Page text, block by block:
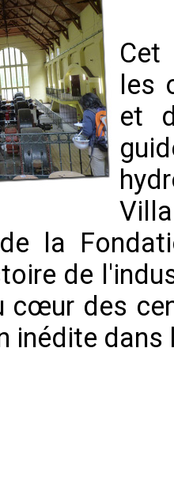
Cet
les
et
la
de
cœur des
inédite